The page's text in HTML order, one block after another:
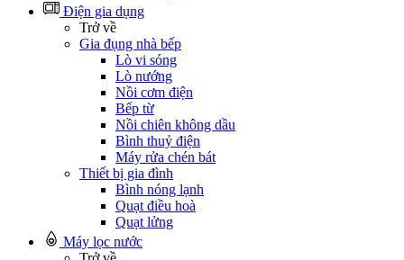
Điện gia dụng
Trở về
Gia đụng nhà bếp
Lò vi sóng
Lò nướng
Nồi cơm điện
Bếp từ
Nồi chiên không dầu
Bình thuỷ điện
Máy rửa chén bát
Thiết bị gia đình
Bình nóng lạnh
Quạt điều hoà
Quạt lửng
Máy lọc nước